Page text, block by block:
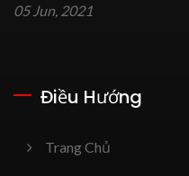
05 Jun, 2021
Điều Hướng
Trang Chủ